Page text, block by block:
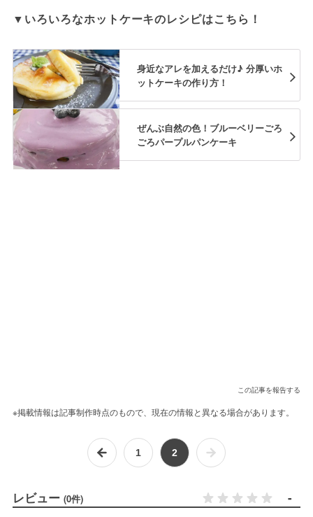
▼いろいろなホットケーキのレシピはこちら！
身近なアレを加えるだけ♪ 分厚いホ
ットケーキの作り方！
ぜんぶ自然の色！ブルーベリーごろ
ごろパープルパンケーキ
この記事を報告する
※掲載情報は記事制作時点のもので、現在の情報と異なる場合があります。
1 2
レビュー (0件) -